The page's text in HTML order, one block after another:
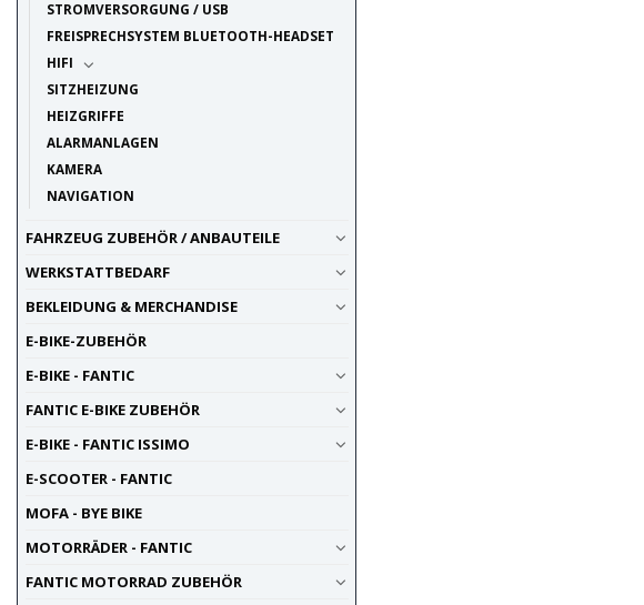
STROMVERSORGUNG / USB
FREISPRECHSYSTEM BLUETOOTH-HEADSET
HIFI
SITZHEIZUNG
HEIZGRIFFE
ALARMANLAGEN
KAMERA
NAVIGATION
FAHRZEUG ZUBEHÖR / ANBAUTEILE
WERKSTATTBEDARF
BEKLEIDUNG & MERCHANDISE
E-BIKE-ZUBEHÖR
E-BIKE - FANTIC
FANTIC E-BIKE ZUBEHÖR
E-BIKE - FANTIC ISSIMO
E-SCOOTER - FANTIC
MOFA - BYE BIKE
MOTORRÄDER - FANTIC
FANTIC MOTORRAD ZUBEHÖR